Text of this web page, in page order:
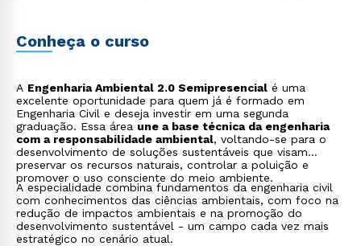
Conheça o curso
A Engenharia Ambiental 2.0 Semipresencial é uma
excelente oportunidade para quem já é formado em
Engenharia Civil e deseja investir em uma segunda
graduação. Essa área une a base técnica da engenharia
com a responsabilidade ambiental, voltando-se para o
desenvolvimento de soluções sustentáveis que visam
preservar os recursos naturais, controlar a poluição e
promover o uso consciente do meio ambiente.
A especialidade combina fundamentos da engenharia civil
com conhecimentos das ciências ambientais, com foco na
redução de impactos ambientais e na promoção do
desenvolvimento sustentável - um campo cada vez mais
estratégico no cenário atual.